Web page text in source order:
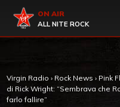
Virgin Radio
ON AIR
ALL NITE ROCK
Virgin Radio › Rock News › Pink
di Rick Wright: “Sembrava che
farlo fallire”